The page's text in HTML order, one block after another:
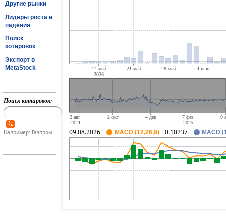
Другие рынки
Лидеры роста и
падения
Поиск
котировок
Экспорт в
MetaStock
Поиск котировок:
Например: Газпром 09.08.2026 MACD (12,26,9) 0.10237 MACD